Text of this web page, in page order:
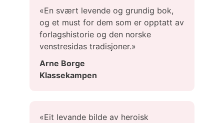
«En svært levende og grundig bok,
og et must for dem som er opptatt av
forlagshistorie og den norske
venstresidas tradisjoner.»
Arne Borge
Klassekampen
«Eit levande bilde av heroisk